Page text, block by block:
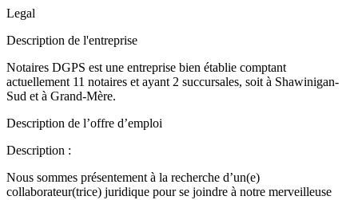
Legal
Description de l'entreprise
Notaires DGPS est une entreprise bien établie comptant
actuellement 11 notaires et ayant 2 succursales, soit à Shawinigan-
Sud et à Grand-Mère.
Description de l’offre d’emploi
Description :
Nous sommes présentement à la recherche d’un(e)
collaborateur(trice) juridique pour se joindre à notre merveilleuse